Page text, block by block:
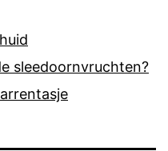
sleedoornvruchten?